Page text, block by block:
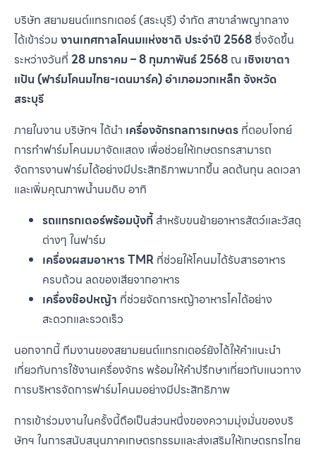
บริษัท สยามยนต์แทรกเตอร์ (สระบุรี) จำกัด สาขาลำพญากลาง
ได้เข้าร่วม งานเทศกาลโคนมแห่งชาติ ประจำปี 2568ซึ่งจัดขึ้น
ระหว่างวันที่ 28 มกราคม – 8 กุมภาพันธ์ 2568 ณ เชิงเขาตา
แป้น (ฟาร์มโคนมไทย-เดนมาร์ค) อำเภอมวกเหล็ก จังหวัด
สระบุรี
ภายในงาน บริษัทฯ ได้นำ เครื่องจักรกลการเกษตร ที่ตอบโจทย์
การทำฟาร์มโคนมมาจัดแสดง เพื่อช่วยให้เกษตรกรสามารถ
จัดการงานฟาร์มได้อย่างมีประสิทธิภาพมากขึ้น ลดต้นทุน ลดเวลา
และเพิ่มคุณภาพน้ำนมดิบ อาทิ
รถแทรกเตอร์พร้อมบุ้งกี้ สำหรับขนย้ายอาหารสัตว์และวัสดุ
ต่างๆ ในฟาร์ม
เครื่องผสมอาหาร TMR ที่ช่วยให้โคนมได้รับสารอาหาร
ครบถ้วน ลดของเสียจากอาหาร
เครื่องช๊อปหญ้า ที่ช่วยจัดการหญ้าอาหารโคได้อย่าง
สะดวกและรวดเร็ว
นอกจากนี้ ทีมงานของสยามยนต์แทรกเตอร์ยังได้ให้คำแนะนำ
เกี่ยวกับการใช้งานเครื่องจักร พร้อมให้คำปรึกษาเกี่ยวกับแนวทาง
การบริหารจัดการฟาร์มโคนมอย่างมีประสิทธิภาพ
การเข้าร่วมงานในครั้งนี้ถือเป็นส่วนหนึ่งของความมุ่งมั่นของบริ
ษัทฯ ในการสนับสนุนภาคเกษตรกรรมและส่งเสริมให้เกษตรกรไทย